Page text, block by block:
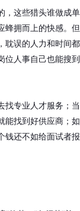
，这些猎头谁做成单
蜂拥而上的快感。但
耽误的人力和时间都
位人事自己也能搜到
找专业人才服务；当
能找到好供应商；如
钱还不如给面试者报